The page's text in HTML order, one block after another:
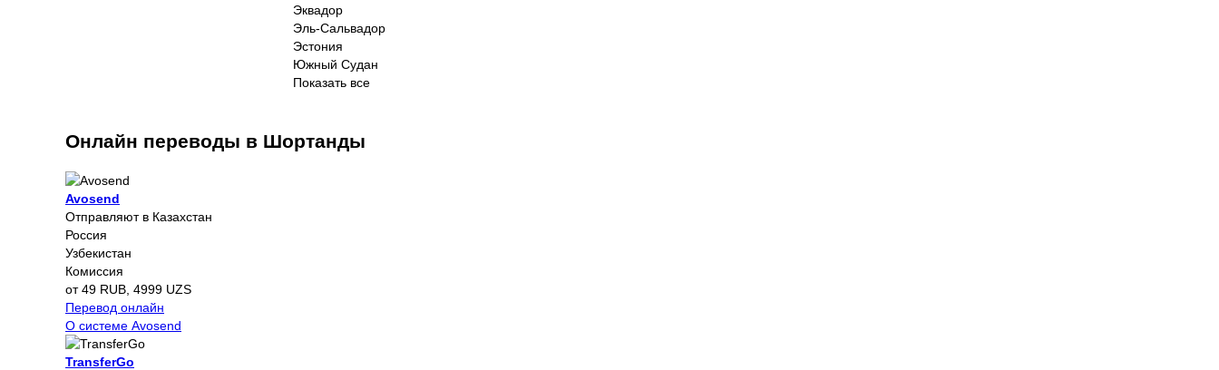
Эквадор
Эль-Сальвадор
Эстония
Южный Судан
Показать все
Онлайн переводы в Шортанды
Avosend
Отправляют в Казахстан
Россия
Узбекистан
Комиссия
от 49 RUB, 4999 UZS
Перевод онлайн
О системе Avosend
TransferGo